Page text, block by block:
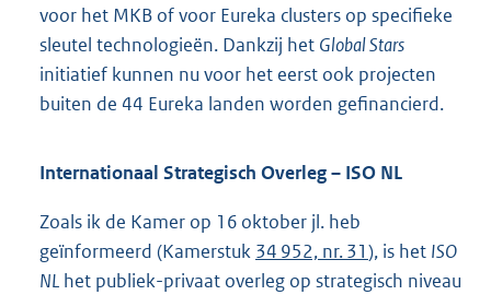
voor het MKB of voor Eureka clusters op specifieke
sleutel technologieën. Dankzij het Global Stars
initiatief kunnen nu voor het eerst ook projecten
buiten de 44 Eureka landen worden gefinancierd.
Internationaal Strategisch Overleg – ISO NL
Zoals ik de Kamer op 16 oktober jl. heb
geïnformeerd (Kamerstuk 34 952, nr. 31), is het ISO
NL het publiek-privaat overleg op strategisch niveau